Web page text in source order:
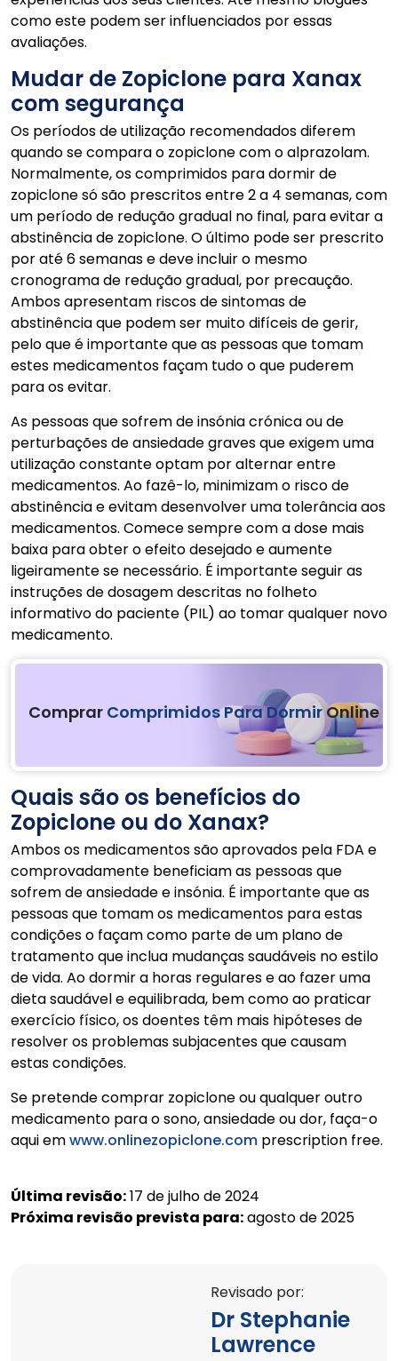
como este podem ser influenciados por essas
avaliações.
Mudar de Zopiclone para Xanax
com segurança
Os períodos de utilização recomendados diferem
quando se compara o zopiclone com o alprazolam.
Normalmente, os comprimidos para dormir de
zopiclone só são prescritos entre 2 a 4 semanas, com
um período de redução gradual no final, para evitar a
abstinência de zopiclone. O último pode ser prescrito
por até 6 semanas e deve incluir o mesmo
cronograma de redução gradual, por precaução.
Ambos apresentam riscos de sintomas de
abstinência que podem ser muito difíceis de gerir,
pelo que é importante que as pessoas que tomam
estes medicamentos façam tudo o que puderem
para os evitar.
As pessoas que sofrem de insónia crónica ou de
perturbações de ansiedade graves que exigem uma
utilização constante optam por alternar entre
medicamentos. Ao fazê-lo, minimizam o risco de
abstinência e evitam desenvolver uma tolerância aos
medicamentos. Comece sempre com a dose mais
baixa para obter o efeito desejado e aumente
ligeiramente se necessário. É importante seguir as
instruções de dosagem descritas no folheto
informativo do paciente (PIL) ao tomar qualquer novo
medicamento.
Comprar Comprimidos Para DormirOnline
Quais são os benefícios do
Zopiclone ou do Xanax?
Ambos os medicamentos são aprovados pela FDA e
comprovadamente beneficiam as pessoas que
sofrem de ansiedade e insónia. É importante que as
pessoas que tomam os medicamentos para estas
condições o façam como parte de um plano de
tratamento que inclua mudanças saudáveis no estilo
de vida. Ao dormir a horas regulares e ao fazer uma
dieta saudável e equilibrada, bem como ao praticar
exercício físico, os doentes têm mais hipóteses de
resolver os problemas subjacentes que causam
estas condições.
Se pretende comprar zopiclone ou qualquer outro
medicamento para o sono, ansiedade ou dor, faça-o
aqui emwww.onlinezopiclone.com prescription free.
Última revisão:17 de julho de 2024
Próxima revisão prevista para:agosto de 2025
Revisado por:
Dr Stephanie
Lawrence